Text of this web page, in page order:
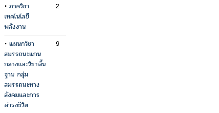
• ภาควิชา
เทคโนโลยี
พลังงาน
2
• แผนกวิชา
สมรรถนะแกน
กลางและวิชาพื้น
ฐาน กลุ่ม
สมรรถนะทาง
สังคมและการ
ดำรงชีวิต
9